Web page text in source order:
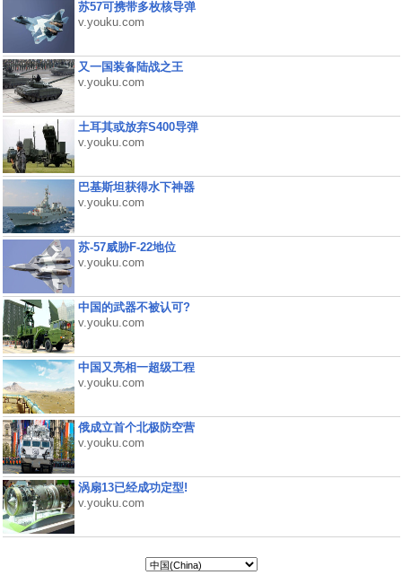
苏57可携带多枚核导弹
v.youku.com
又一国装备陆战之王
v.youku.com
土耳其或放弃S400导弹
v.youku.com
巴基斯坦获得水下神器
v.youku.com
苏-57威胁F-22地位
v.youku.com
中国的武器不被认可?
v.youku.com
中国又亮相一超级工程
v.youku.com
俄成立首个北极防空营
v.youku.com
涡扇13已经成功定型!
v.youku.com